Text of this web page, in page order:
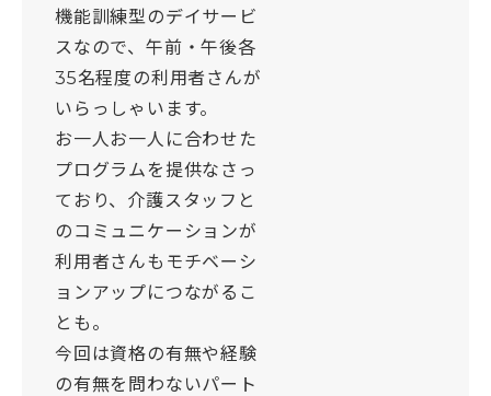
機能訓練型のデイサービ
スなので、午前・午後各
35名程度の利用者さんが
いらっしゃいます。
お一人お一人に合わせた
プログラムを提供なさっ
ており、介護スタッフと
のコミュニケーションが
利用者さんもモチベーシ
ョンアップにつながるこ
とも。
今回は資格の有無や経験
の有無を問わないパート